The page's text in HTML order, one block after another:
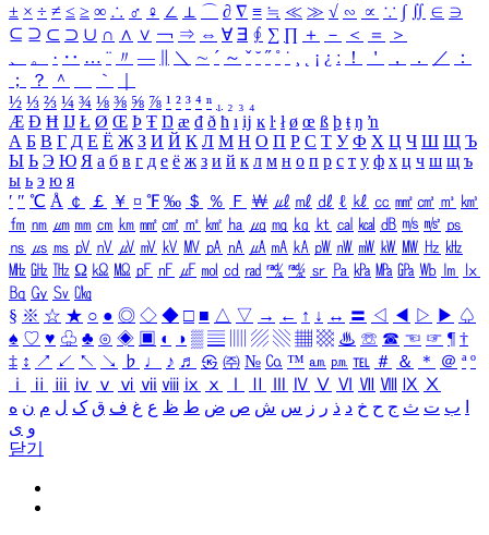
± × ÷ ≠ ≤ ≥ ∞ ∴ ♂ ♀ ∠ ⊥ ⌒ ∂ ∇ ≡ ≒ ≪ ≫ √ ∽ ∝ ∵ ∫ ∬ ∈ ∋
⊆ ⊇ ⊂ ⊃ ∪ ∩ ∧ ∨ ￢ ⇒ ⇔ ∀ ∃ ∮ ∑ ∏ ＋ － ＜ ＝
＞
、
。 · ‥ … ¨ 〃 ― ＼ ∼ ´ ～ ˇ ˘ ˝ ˚ ˙ ¸ ¡ ¿ ː ！ ＇ ， ． ／
：
；
？ ＾ ｀
½ ⅓ ⅔ ¼ ¾ ⅛ ⅜ ⅝ ⅞ ¹ ² ³ ⁴ ⁿ ₁ ₂ ₃ ₄
Æ Ð Ħ Ĳ Ł Ø Œ Þ Ŧ Ŋ æ đ ð ħ ı ĳ ĸ ŀ ł ø œ ß þ ŧ ŋ ŉ
А Б В Г Д Е Ё Ж З И Й К Л М Н О П Р С Т У Ф Х Ц Ч Ш Щ Ъ
Ы Ь Э Ю Я а б в г д е ё ж з и й к л м н о п р с т у ф х ц ч ш щ ъ
ы ь э ю я
′ ″ ℃ Å ￠ ￡ ￥ ¤ ℉ ‰ ＄ ％ Ｆ ￦ ㎕ ㎖ ㎗ ℓ ㎘ ㏄ ㎣ ㎤ ㎥ ㎦
㎙ ㎚ ㎛ ㎜ ㎝ ㎞ ㎟ ㎠ ㎡ ㎢ ㏊ ㎍ ㎎ ㎏ ㏏ ㎈ ㎉ ㏈ ㎧ ㎨ ㎰
㎱ ㎲ ㎳ ㎴ ㎵ ㎶ ㎷ ㎸ ㎹ ㎀ ㎁ ㎂ ㎃ ㎄ ㎺ ㎻ ㎽ ㎾ ㎿ ㎐ ㎑
㎒ ㎓ ㎔ Ω ㏀ ㏁ ㎊ ㎋ ㎌ ㏖ ㏅ ㎭ ㎮ ㎯ ㏛ ㎩ ㎪ ㎫ ㎬ ㏝ ㏐
㏓
㏃ ㏉ ㏜ ㏆
§ ※ ☆ ★ ○ ● ◎ ◇ ◆ □ ■ △ ▽ → ← ↑ ↓ ↔ 〓 ◁ ◀ ▷ ▶ ♤
♠ ♡ ♥ ♧ ♣ ⊙ ◈ ▣ ◐ ◑ ▒ ▤ ▨ ▧ ▦ ▩ ♨ ☏ ☎ ☜ ☞ ¶ †
‡ ↕ ↗ ↙ ↖ ↘ ♭ ♩ ♪ ♬ ㉿ ㈜ № ㏇ ™ ㏂ ㏘ ℡ ＃ ＆ ＊ ＠ ª º
ⅰ
ⅱ ⅲ ⅳ ⅴ ⅵ ⅶ ⅷ ⅸ ⅹ Ⅳ Ⅴ Ⅵ Ⅶ Ⅷ Ⅸ Ⅹ
ب ت ث ج ح خ د ذ ر ز س ش ص ض ط ظ ع غ ف ق ک ل م ن ه
و ی
닫기